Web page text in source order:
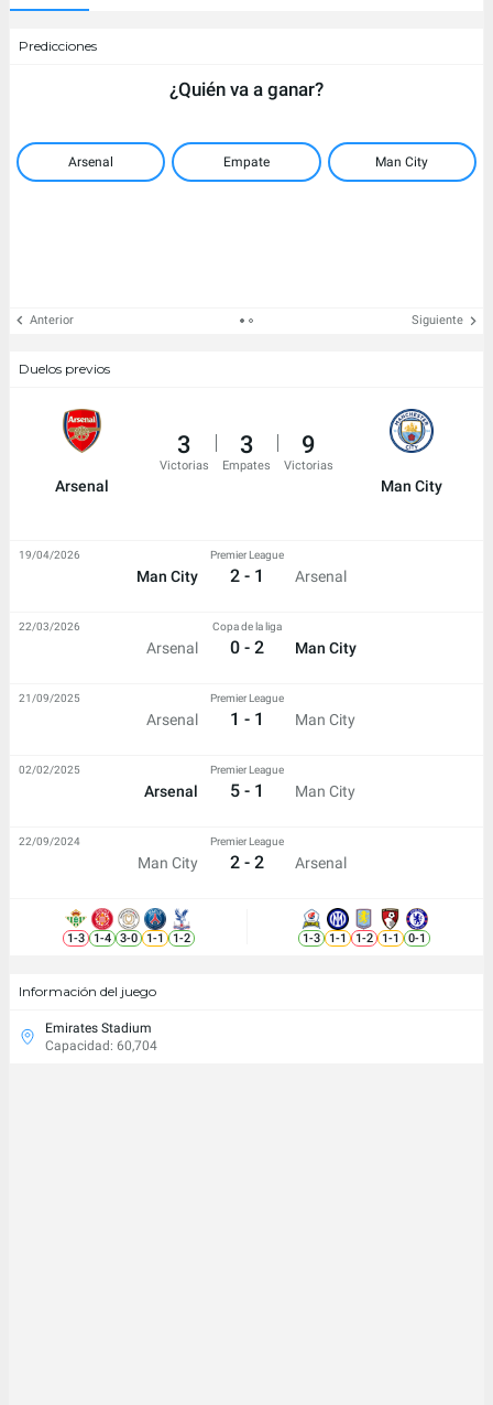
Predicciones
¿Quién va a ganar?
Arsenal Empate Man City
Anterior Siguiente
Información del juego
Emirates Stadium
Capacidad: 60,704
Duelos previos
Arsenal
3
Victorias
3
Empates
9
Victorias
Man City
Man City
Premier League
2 - 1 Arsenal
19/04/2026
Arsenal
Copa de la liga
0 - 2 Man City
22/03/2026
Arsenal
Premier League
1 - 1 Man City
21/09/2025
Arsenal
Premier League
5 - 1 Man City
02/02/2025
Man City
Premier League
2 - 2 Arsenal
22/09/2024
1-3 1-4 3-0 1-1 1-2 1-3 1-1 1-2 1-1 0-1